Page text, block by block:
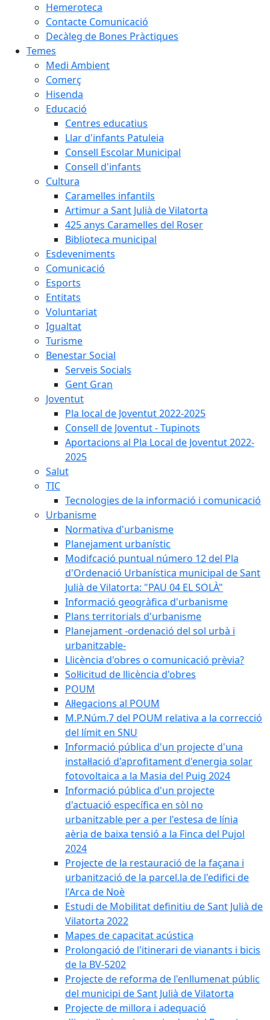
Hemeroteca
Contacte Comunicació
Decàleg de Bones Pràctiques
Temes
Medi Ambient
Comerç
Hisenda
Educació
Centres educatius
Llar d'infants Patuleia
Consell Escolar Municipal
Consell d'infants
Cultura
Caramelles infantils
Artimur a Sant Julià de Vilatorta
425 anys Caramelles del Roser
Biblioteca municipal
Esdeveniments
Comunicació
Esports
Entitats
Voluntariat
Igualtat
Turisme
Benestar Social
Serveis Socials
Gent Gran
Joventut
Pla local de Joventut 2022-2025
Consell de Joventut - Tupinots
Aportacions al Pla Local de Joventut 2022-
2025
Salut
TIC
Tecnologies de la informació i comunicació
Urbanisme
Normativa d'urbanisme
Planejament urbanístic
Modifcació puntual número 12 del Pla
d'Ordenació Urbanística municipal de Sant
Julià de Vilatorta: "PAU 04 EL SOLÀ"
Informació geogràfica d'urbanisme
Plans territorials d'urbanisme
Planejament -ordenació del sol urbà i
urbanitzable-
Llicència d'obres o comunicació prèvia?
Sol·licitud de llicència d'obres
POUM
Al·legacions al POUM
M.P.Núm.7 del POUM relativa a la correcció
del límit en SNU
Informació pública d'un projecte d'una
instal·lació d'aprofitament d'energia solar
fotovoltaica a la Masia del Puig 2024
Informació pública d'un projecte
d'actuació específica en sòl no
urbanitzable per a per l'estesa de línia
aèria de baixa tensió a la Finca del Pujol
2024
Projecte de la restauració de la façana i
urbanització de la parcel.la de l'edifici de
l'Arca de Noè
Estudi de Mobilitat definitiu de Sant Julià de
Vilatorta 2022
Mapes de capacitat acústica
Prolongació de l'itinerari de vianants i bicis
de la BV-5202
Projecte de reforma de l'enllumenat públic
del municipi de Sant Julià de Vilatorta
Projecte de millora i adequació